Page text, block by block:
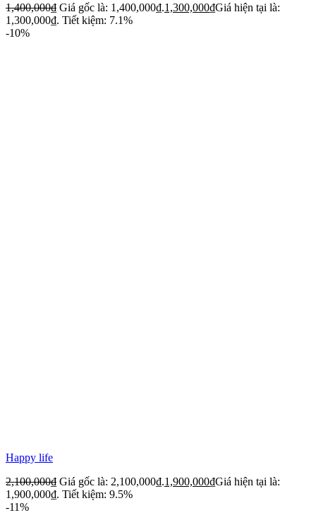
1,400,000₫ Giá gốc là: 1,400,000₫.1,300,000₫Giá hiện tại là:
1,300,000₫. Tiết kiệm: 7.1%
-10%
Happy life
2,100,000₫ Giá gốc là: 2,100,000₫.1,900,000₫Giá hiện tại là:
1,900,000₫. Tiết kiệm: 9.5%
-11%